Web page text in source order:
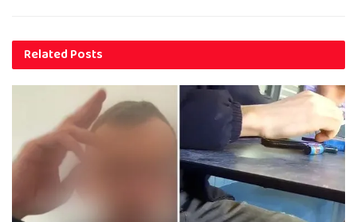
RelatedPosts